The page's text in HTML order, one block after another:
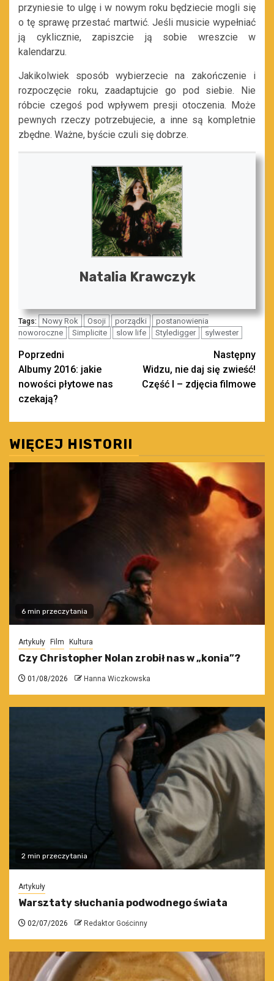
przyniesie to ulgę i w nowym roku będziecie mogli się
o tę sprawę przestać martwić. Jeśli musicie wypełniać
ją cyklicznie, zapiszcie ją sobie wreszcie w
kalendarzu.
Jakikolwiek sposób wybierzecie na zakończenie i
rozpoczęcie roku, zaadaptujcie go pod siebie. Nie
róbcie czegoś pod wpływem presji otoczenia. Może
pewnych rzeczy potrzebujecie, a inne są kompletnie
zbędne. Ważne, byście czuli się dobrze.
Natalia Krawczyk
Tags: Nowy Rok Osoji porządki
postanowienia
noworoczne
Simplicite slow life Styledigger sylwester
Zobacz
wpisy
Poprzedni
Albumy 2016: jakie
nowości płytowe nas
czekają?
Następny
Widzu, nie daj się zwieść!
Część I – zdjęcia filmowe
WIĘCEJ HISTORII
6 min przeczytania
Artykuły Film Kultura
Czy Christopher Nolan zrobił nas w „konia”?
01/08/2026 Hanna Wiczkowska
2 min przeczytania
Artykuły
Warsztaty słuchania podwodnego świata
02/07/2026 Redaktor Gościnny